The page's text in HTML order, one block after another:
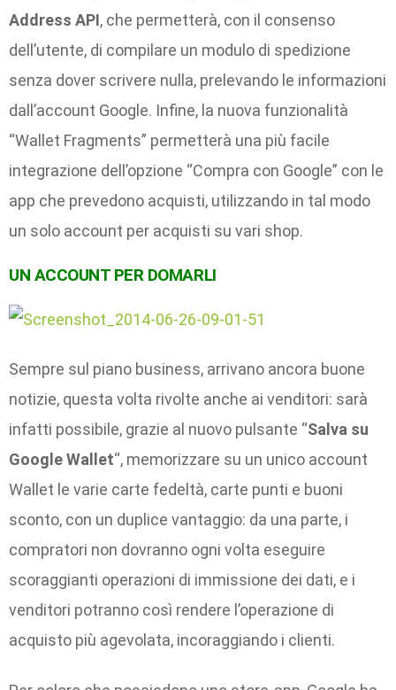
Address API, che permetterà, con il consenso
dell’utente, di compilare un modulo di spedizione
senza dover scrivere nulla, prelevando le informazioni
dall’account Google. Infine, la nuova funzionalità
“Wallet Fragments” permetterà una più facile
integrazione dell’opzione “Compra con Google” con le
app che prevedono acquisti, utilizzando in tal modo
un solo account per acquisti su vari shop.
UN ACCOUNT PER DOMARLI
Sempre sul piano business, arrivano ancora buone
notizie, questa volta rivolte anche ai venditori: sarà
infatti possibile, grazie al nuovo pulsante “Salva su
Google Wallet“, memorizzare su un unico account
Wallet le varie carte fedeltà, carte punti e buoni
sconto, con un duplice vantaggio: da una parte, i
compratori non dovranno ogni volta eseguire
scoraggianti operazioni di immissione dei dati, e i
venditori potranno così rendere l’operazione di
acquisto più agevolata, incoraggiando i clienti.